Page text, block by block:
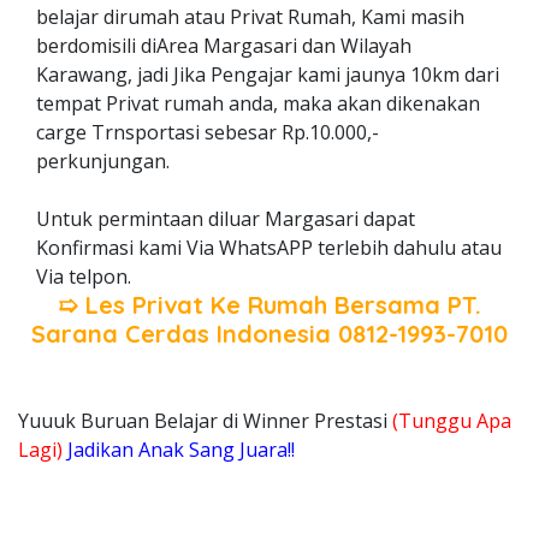
belajar dirumah atau Privat Rumah, Kami masih
berdomisili diArea Margasari dan Wilayah
Karawang, jadi Jika Pengajar kami jaunya 10km dari
tempat Privat rumah anda, maka akan dikenakan
carge Trnsportasi sebesar Rp.10.000,-
perkunjungan.
Untuk permintaan diluar Margasari dapat
Konfirmasi kami Via WhatsAPP terlebih dahulu atau
Via telpon.
➯ Les Privat Ke Rumah Bersama PT.
Sarana Cerdas Indonesia 0812-1993-7010
Yuuuk Buruan Belajar di Winner Prestasi (Tunggu Apa
Lagi) Jadikan Anak Sang Juara!!